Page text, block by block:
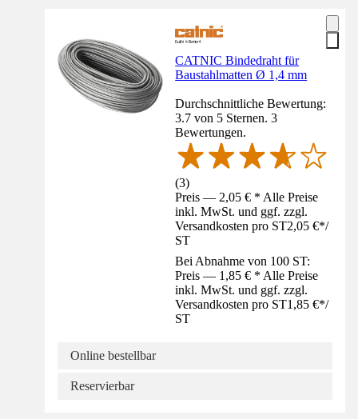
CATNIC Bindedraht für
Baustahlmatten Ø 1,4 mm
Durchschnittliche Bewertung:
3.7 von 5 Sternen. 3
Bewertungen.
(3)
Preis — 2,05 € * Alle Preise
inkl. MwSt. und ggf. zzgl.
Versandkosten pro ST2,05 €*/
ST
Bei Abnahme von 100 ST:
Preis — 1,85 € * Alle Preise
inkl. MwSt. und ggf. zzgl.
Versandkosten pro ST1,85 €*/
ST
Online bestellbar
Reservierbar